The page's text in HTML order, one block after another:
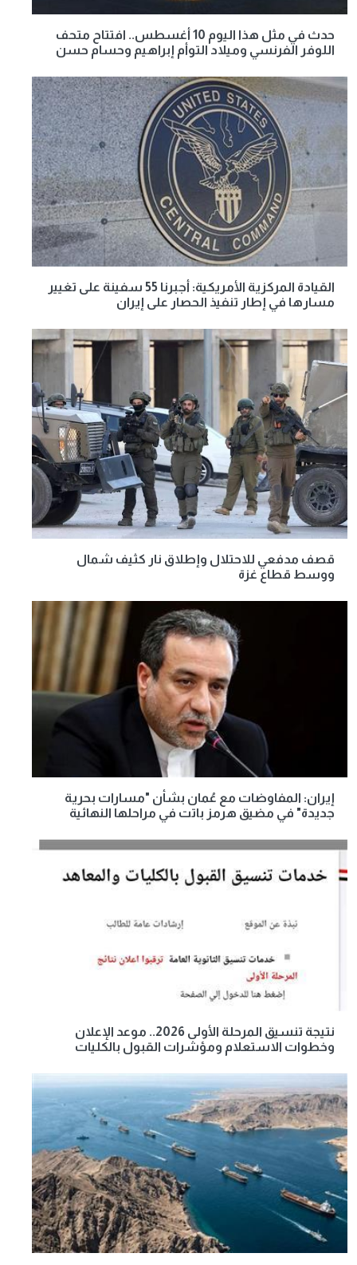
حدث في مثل هذا اليوم 10 أغسطس.. افتتاح متحف
اللوفر الفرنسي وميلاد التوأم إبراهيم وحسام حسن
القيادة المركزية الأمريكية: أجبرنا 55 سفينة على تغيير
مسارها في إطار تنفيذ الحصار على إيران
قصف مدفعي للاحتلال وإطلاق نار كثيف شمال
ووسط قطاع غزة
إيران: المفاوضات مع عُمان بشأن "مسارات بحرية
جديدة" في مضيق هرمز باتت في مراحلها النهائية
نتيجة تنسيق المرحلة الأولى 2026.. موعد الإعلان
وخطوات الاستعلام ومؤشرات القبول بالكليات